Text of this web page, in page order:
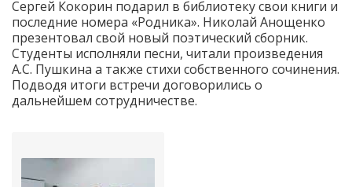
Сергей Кокорин подарил в библиотеку свои книги и
последние номера «Родника». Николай Анощенко
презентовал свой новый поэтический сборник.
Студенты исполняли песни, читали произведения
А.С. Пушкина а также стихи собственного сочинения.
Подводя итоги встречи договорились о
дальнейшем сотрудничестве.